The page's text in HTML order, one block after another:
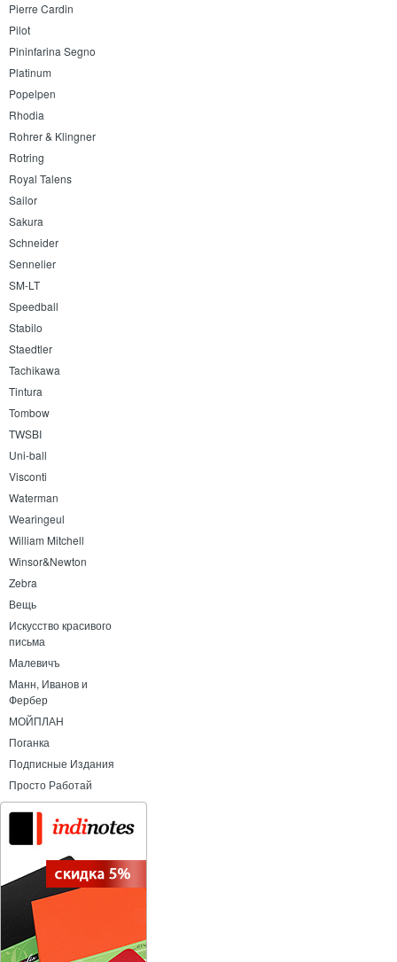
Pierre Cardin
Pilot
Pininfarina Segno
Platinum
Popelpen
Rhodia
Rohrer & Klingner
Rotring
Royal Talens
Sailor
Sakura
Schneider
Sennelier
SM-LT
Speedball
Stabilo
Staedtler
Tachikawa
Tintura
Tombow
TWSBI
Uni-ball
Visconti
Waterman
Wearingeul
William Mitchell
Winsor&Newton
Zebra
Вещь
Искусство красивого
письма
Малевичъ
Манн, Иванов и
Фербер
МОЙПЛАН
Поганка
Подписные Издания
Просто Работай